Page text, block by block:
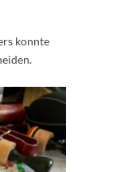
konnte